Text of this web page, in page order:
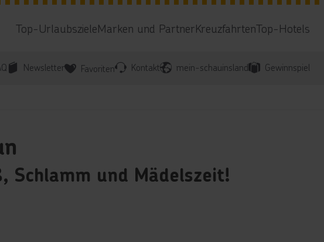
Top-UrlaubszieleMarken und PartnerKreuzfahrtenTop-Hotels
Newsletter Favoriten Kontakt mein-schauinsland Gewinnspiel
Schlamm und Mädelszeit!